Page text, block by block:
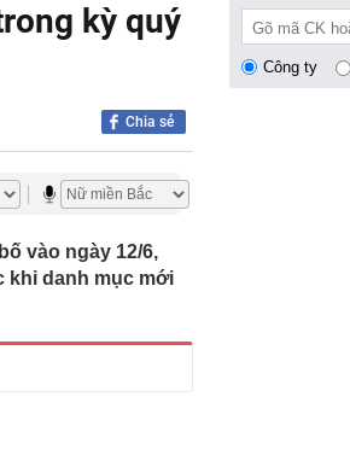
công?
Việt
phụ
USD
sinh nhật
kỳ quý
Chia sẻ
vào ngày 12/6,
khi danh mục mới
Công ty